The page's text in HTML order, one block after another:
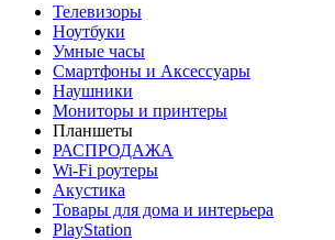
Телевизоры
Ноутбуки
Умные часы
Смартфоны и Аксессуары
Наушники
Мониторы и принтеры
Планшеты
РАСПРОДАЖА
Wi-Fi роутеры
Акустика
Товары для дома и интерьера
PlayStation